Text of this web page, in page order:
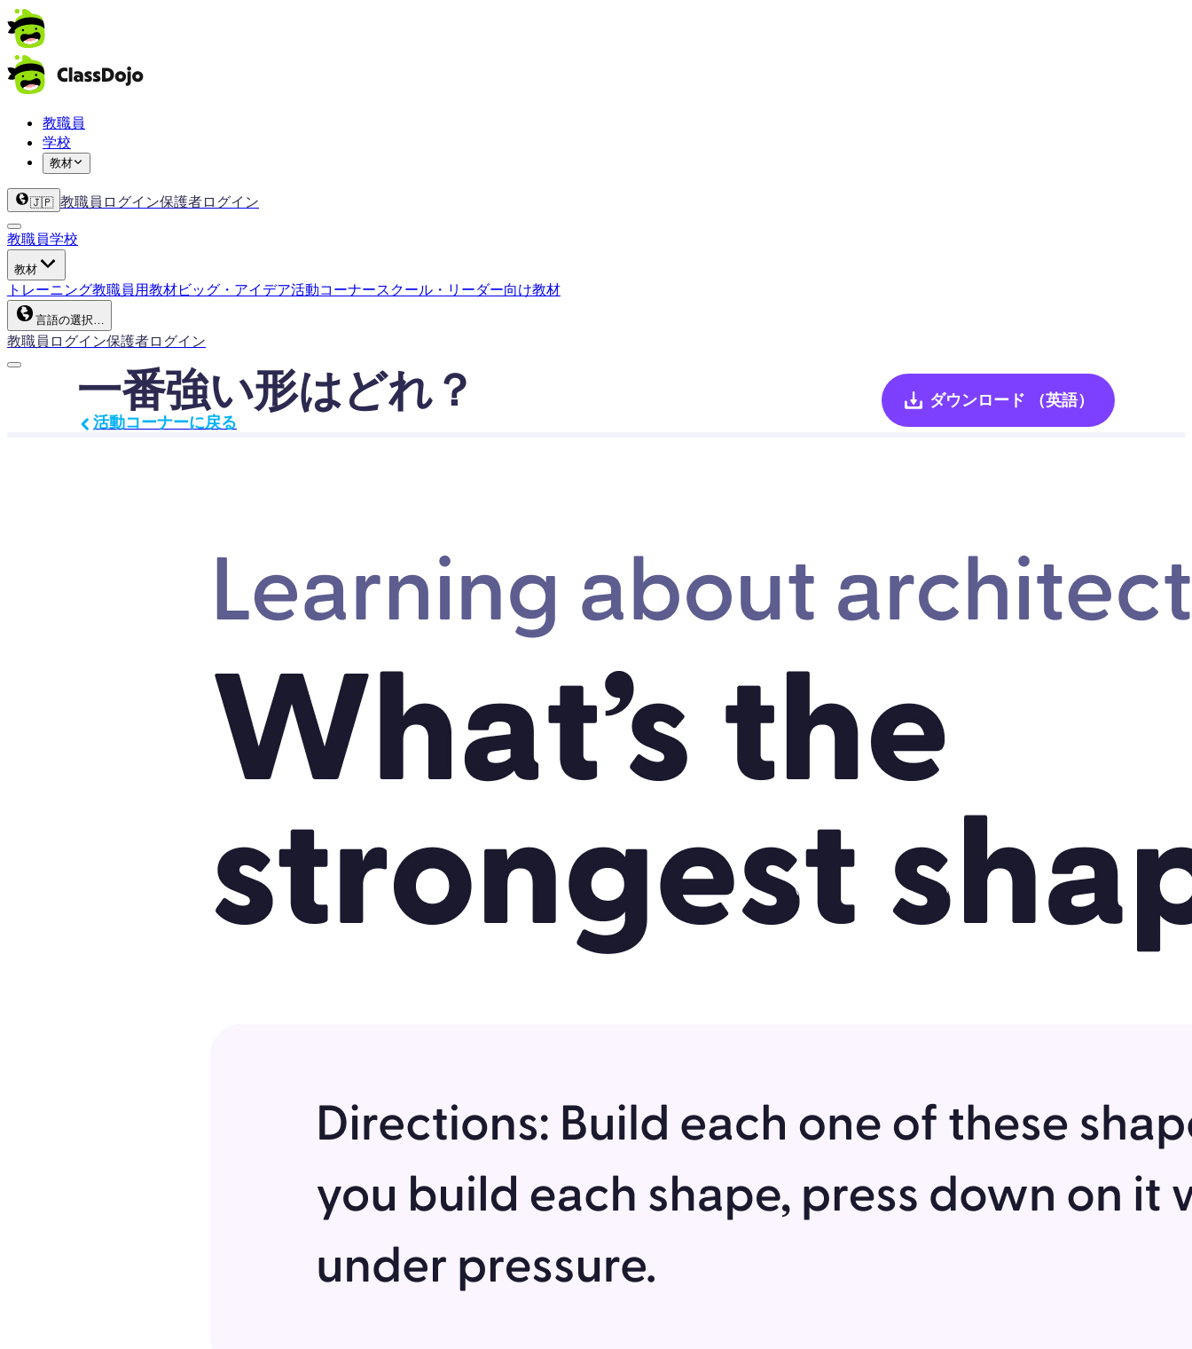
教職員
学校
教材
🇯🇵 教職員ログイン保護者ログイン
教職員学校
教材
トレーニング教職員用教材ビッグ・アイデア活動コーナースクール・リーダー向け教材
言語の選択…
教職員ログイン保護者ログイン
一番強い形はどれ？
活動コーナーに戻る
ダウンロード （英語）